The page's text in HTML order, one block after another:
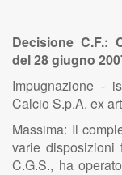
Decisione C.F.:
del 28 giugno
Impugnazione -
Calcio S.p.A. ex
Massima: Il
varie disposizioni
C.G.S., ha